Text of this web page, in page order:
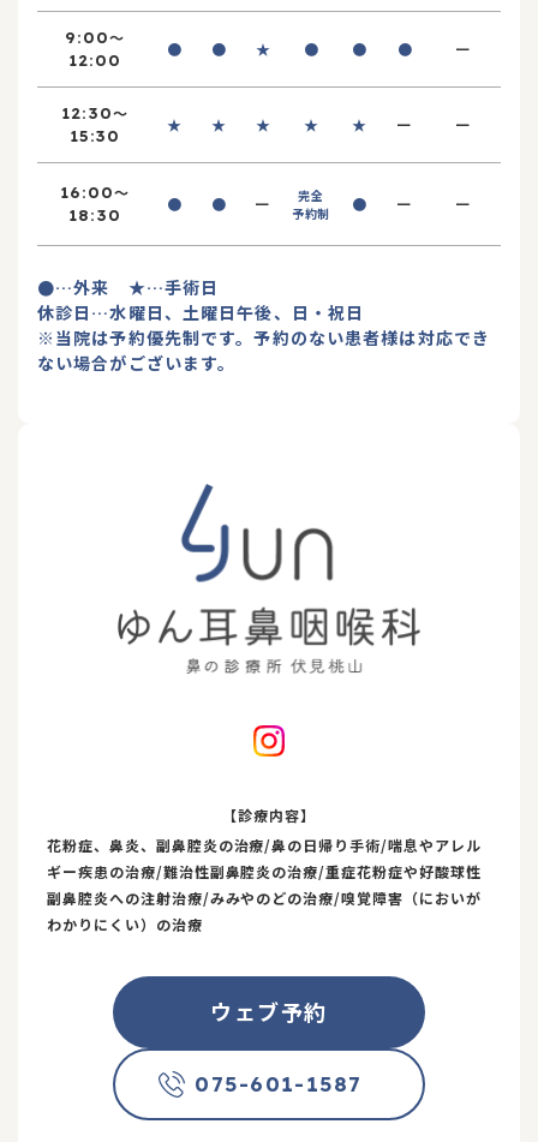
9:00～
12:00
● ● ★ ● ● ● ー
12:30～
15:30
★ ★ ★ ★ ★ ー ー
16:00～
18:30
● ● ー
完全
予約制
● ー ー
●…外来 ★…手術日
休診日…水曜日、土曜日午後、日・祝日
※当院は予約優先制です。予約のない患者様は対応でき
ない場合がございます。
【診療内容】
花粉症、鼻炎、副鼻腔炎の治療/鼻の日帰り手術/喘息やアレル
ギー疾患の治療/難治性副鼻腔炎の治療/重症花粉症や好酸球性
副鼻腔炎への注射治療/みみやのどの治療/嗅覚障害（においが
わかりにくい）の治療
ウェブ予約
075-601-1587